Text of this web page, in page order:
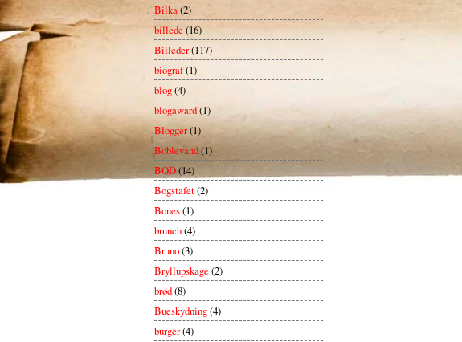
Bilka(2)
billede (16)
Billeder(117)
biograf(1)
blog(4)
blogaward(1)
Blogger(1)
Boblevand(1)
BOD(14)
Bogstafet(2)
Bones(1)
brunch(4)
Bruno(3)
Bryllupskage(2)
brød(8)
Bueskydning(4)
burger(4)